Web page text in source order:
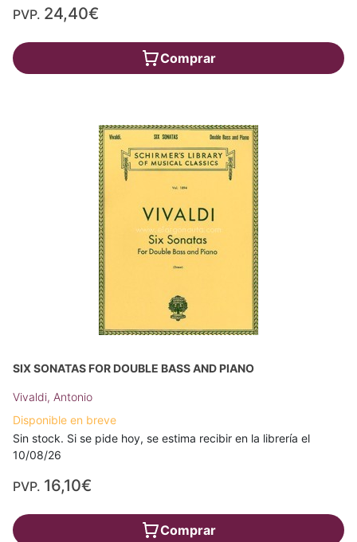
PVP. 24,40€
Comprar
SIX SONATAS FOR DOUBLE BASS AND PIANO
Vivaldi, Antonio
Disponible en breve
Sin stock. Si se pide hoy, se estima recibir en la librería el
10/08/26
PVP. 16,10€
Comprar